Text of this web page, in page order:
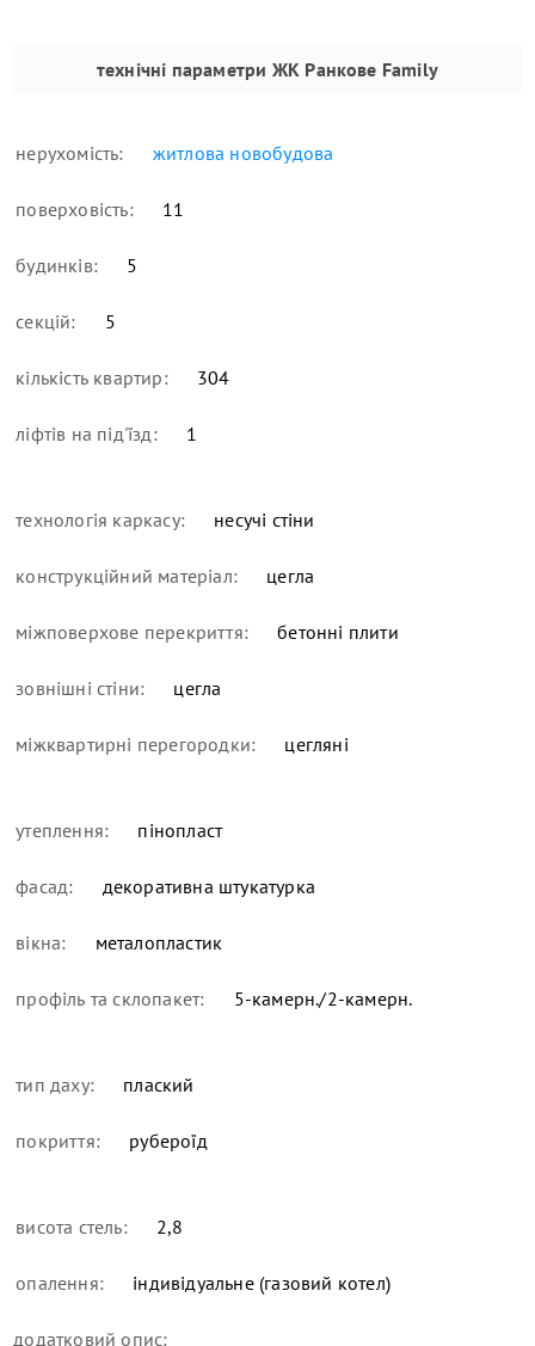
технічні параметри ЖК Ранкове Family
нерухомість: житлова новобудова
поверховість: 11
будинків: 5
секцій: 5
кількість квартир: 304
ліфтів на під'їзд: 1
технологія каркасу: несучі стіни
конструкційний матеріал: цегла
міжповерхове перекриття: бетонні плити
зовнішні стіни: цегла
міжквартирні перегородки: цегляні
утеплення: пінопласт
фасад: декоративна штукатурка
вікна: металопластик
профіль та склопакет: 5-камерн./2-камерн.
тип даху: плаский
покриття: рубероїд
висота стель: 2,8
опалення: індивідуальне (газовий котел)
додатковий опис: